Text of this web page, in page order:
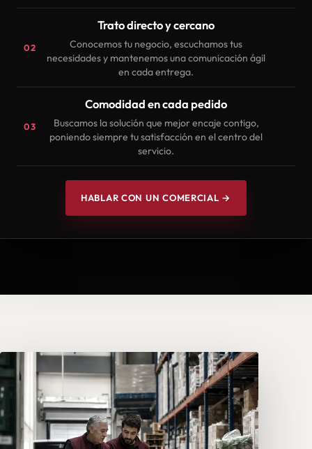
02
Trato directo y cercano
Conocemos tu negocio, escuchamos tus
necesidades y mantenemos una comunicación ágil
en cada entrega.
03
Comodidad en cada pedido
Buscamos la solución que mejor encaje contigo,
poniendo siempre tu satisfacción en el centro del
servicio.
HABLAR CON UN COMERCIAL →